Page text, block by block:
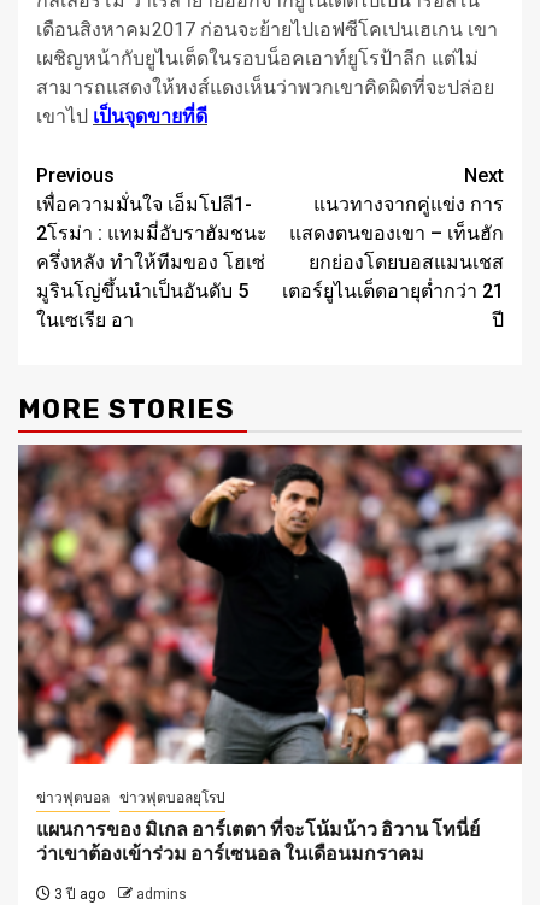
เดือนสิงหาคม2017 ก่อนจะย้ายไปเอฟซีโคเปนเฮเกน เขา
เผชิญหน้ากับยูไนเต็ดในรอบน็อคเอาท์ยูโรป้าลีก แต่ไม่
สามารถแสดงให้หงส์แดงเห็นว่าพวกเขาคิดผิดที่จะปล่อย
เขาไป เป็นจุดขายที่ดี
Post
navigation
Previous
เพื่อความมั่นใจ เอ็มโปลี1-
2โรม่า : แทมมี่อับราฮัมชนะ
ครึ่งหลัง ทําให้ทีมของ โฮเซ่
มูรินโญ่ขึ้นนําเป็นอันดับ 5
ในเซเรีย อา
Next
แนวทางจากคู่แข่ง การ
แสดงตนของเขา – เท็นฮัก
ยกย่องโดยบอสแมนเชส
เตอร์ยูไนเต็ดอายุต่ำกว่า 21
ปี
MORE STORIES
ข่าวฟุตบอล ข่าวฟุตบอลยุโรป
แผนการของ มิเกล อาร์เตตา ที่จะโน้มน้าว อิวาน โทนี่ย์
ว่าเขาต้องเข้าร่วม อาร์เซนอล ในเดือนมกราคม
3 ปี ago admins